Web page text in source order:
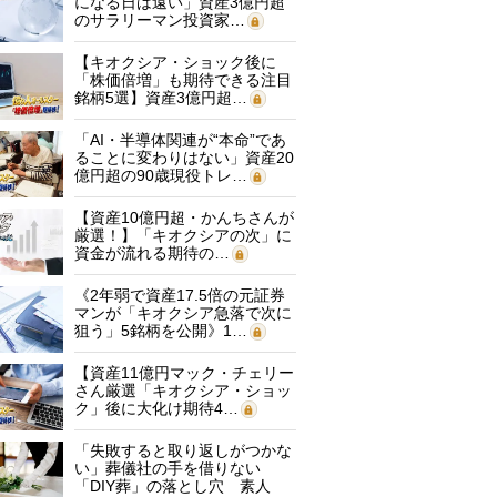
のサラリーマン投資家…
【キオクシア・ショック後に
「株価倍増」も期待できる注目
銘柄5選】資産3億円超…
「AI・半導体関連が“本命”であ
ることに変わりはない」資産20
億円超の90歳現役トレ…
【資産10億円超・かんちさんが
厳選！】「キオクシアの次」に
資金が流れる期待の…
《2年弱で資産17.5倍の元証券
マンが「キオクシア急落で次に
狙う」5銘柄を公開》1…
【資産11億円マック・チェリー
さん厳選「キオクシア・ショッ
ク」後に大化け期待4…
「失敗すると取り返しがつかな
い」葬儀社の手を借りない
「DIY葬」の落とし穴 素人